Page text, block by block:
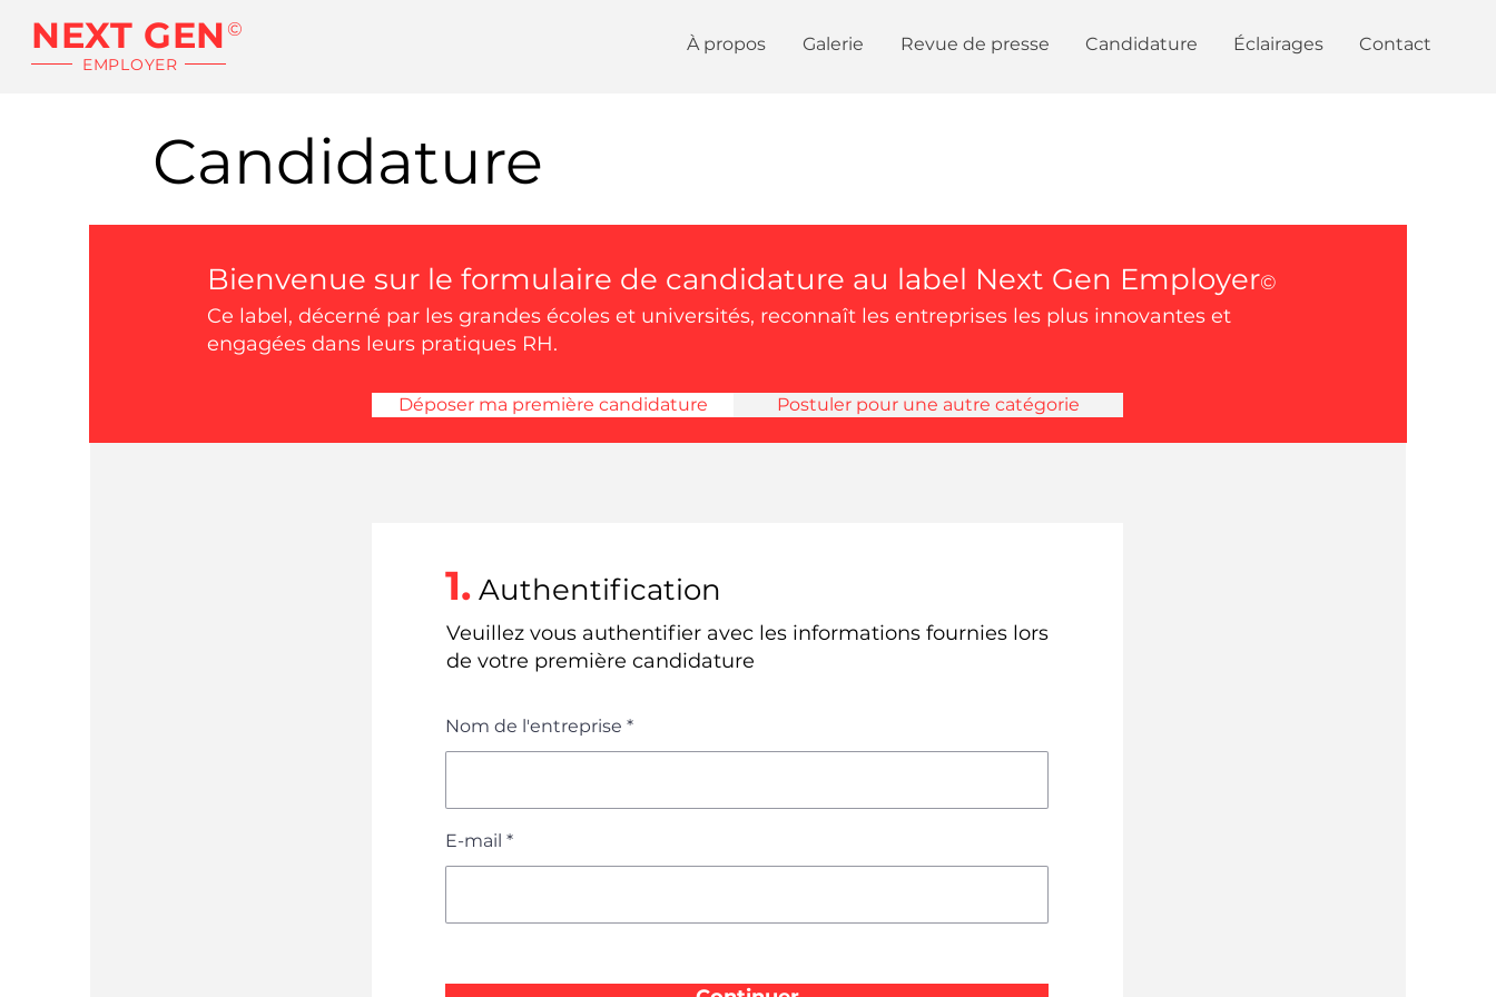
NEXT GEN ©
EMPLOYER
À propos Galerie Revue de presse Candidature Éclairages Contact
Candidature
Bienvenue sur le formulaire de candidature au label Next Gen Employer©
Ce label, décerné par les grandes écoles et universités, reconnaît les entreprises les plus innovantes et
engagées dans leurs pratiques RH.
Déposer ma première candidature Postuler pour une autre catégorie
1. Authentification
Veuillez vous authentifier avec les informations fournies lors
de votre première candidature
Nom de l'entreprise
E-mail